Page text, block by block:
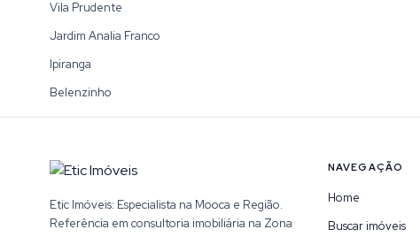
Vila Prudente
Jardim Analia Franco
Ipiranga
Belenzinho
Etic Imóveis: Especialista na Mooca e Região.
Referência em consultoria imobiliária na Zona
NAVEGAÇÃO
Home
Buscar imóveis